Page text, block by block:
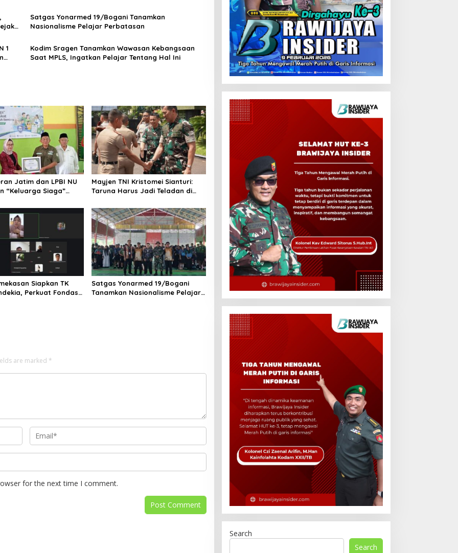
Satgas Yonarmed 19/Bogani Tanamkan
Nasionalisme Pelajar Perbatasan
1
Kodim Sragen Tanamkan Wawasan Kebangsaan
Saat MPLS, Ingatkan Pelajar Tentang Hal Ini
Jatim dan LPBI NU
“Keluarga Siaga”
Mayjen TNI Kristomei Sianturi:
Taruna Harus Jadi Teladan di
Siapkan TK
Perkuat Fondasi
Satgas Yonarmed 19/Bogani
Tanamkan Nasionalisme Pelajar
are marked *
for the next time I comment.
Search
Search